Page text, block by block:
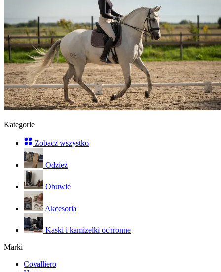
Kategorie
Zobacz wszystko
Odzież
Obuwie
Akcesoria
Kaski i kamizelki ochronne
Marki
Covalliero